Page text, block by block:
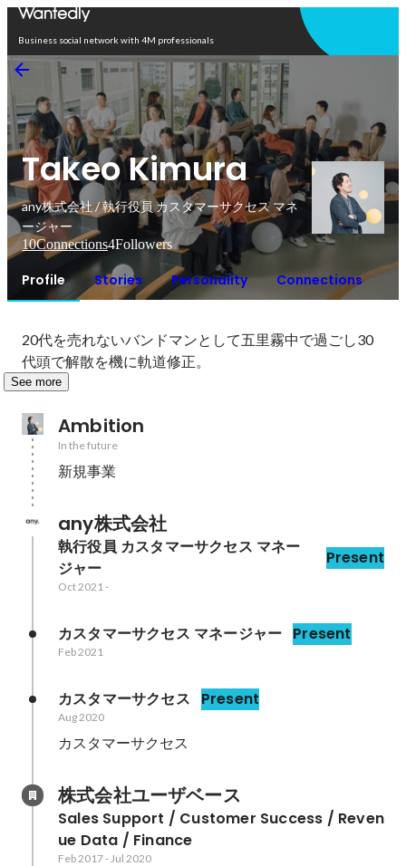
Business social network with 4M professionals
Takeo Kimura
any株式会社 / 執行役員 カスタマーサクセス マネ
ージャー
10Connections4Followers
Profile Stories Personality Connections
20代を売れないバンドマンとして五里霧中で過ごし30
代頭で解散を機に軌道修正。
See more
Ambition
In the future
新規事業
any株式会社
執行役員 カスタマーサクセス マネー
ジャー
Present
Oct 2021-
カスタマーサクセス マネージャー Present
Feb 2021
カスタマーサクセス Present
Aug 2020
カスタマーサクセス
株式会社ユーザベース
Sales Support / Customer Success / Reven
ue Data / Finance
Feb 2017-Jul 2020